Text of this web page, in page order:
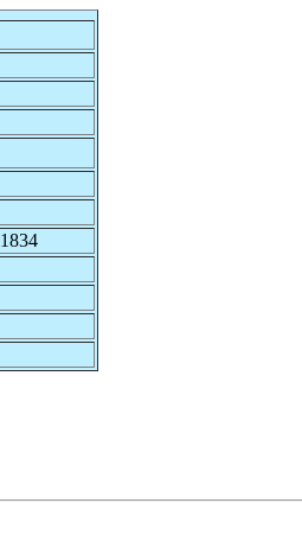
1834